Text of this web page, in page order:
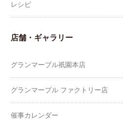
レシピ
店舗・ギャラリー
グランマーブル祇園本店
グランマーブル ファクトリー店
催事カレンダー